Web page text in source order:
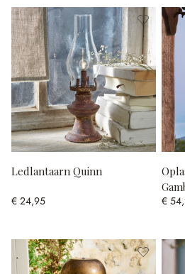
Ledlantaarn Quinn
€ 24,95
€